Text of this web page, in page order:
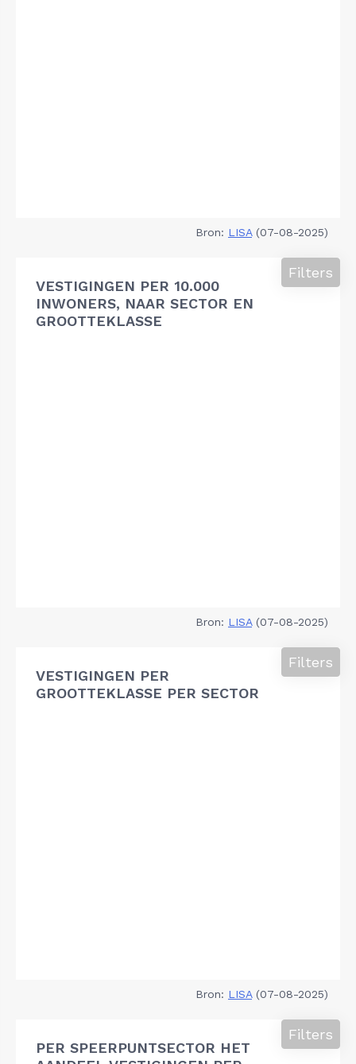
Bron: LISA(07-08-2025)
VESTIGINGEN PER 10.000
INWONERS, NAAR SECTOR EN
GROOTTEKLASSE
Filters
Bron: LISA(07-08-2025)
VESTIGINGEN PER
GROOTTEKLASSE PER SECTOR
Filters
Bron: LISA(07-08-2025)
PER SPEERPUNTSECTOR HET
Filters